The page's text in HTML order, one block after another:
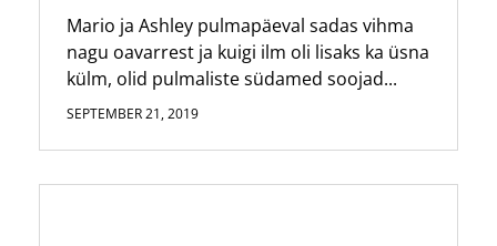
Mario ja Ashley pulmapäeval sadas vihma
nagu oavarrest ja kuigi ilm oli lisaks ka üsna
külm, olid pulmaliste südamed soojad...
SEPTEMBER 21, 2019